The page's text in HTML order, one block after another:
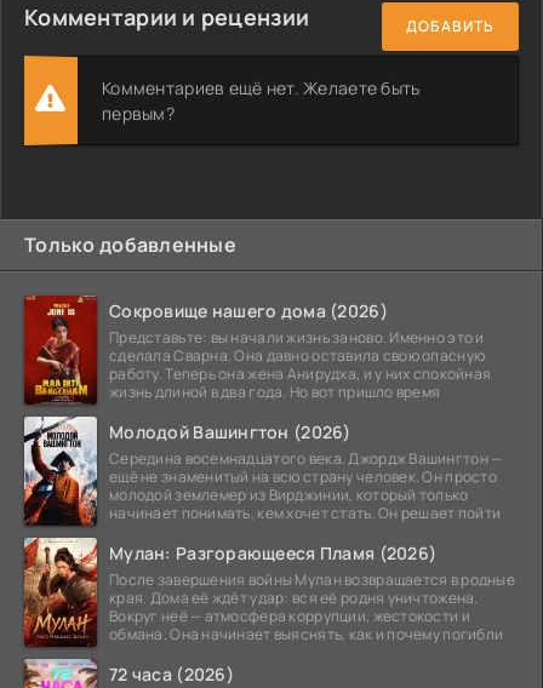
Комментарии и рецензии ДОБАВИТЬ
Комментариев ещё нет. Желаете быть
первым?
Только добавленные
Сокровище нашего дома (2026)
Представьте: вы начали жизнь заново. Именно это и
сделала Сварна. Она давно оставила свою опасную
работу. Теперь она жена Анирудха, и у них спокойная
жизнь длиной в два года. Но вот пришло время
Молодой Вашингтон (2026)
Середина восемнадцатого века. Джордж Вашингтон —
ещё не знаменитый на всю страну человек. Он просто
молодой землемер из Вирджинии, который только
начинает понимать, кем хочет стать. Он решает пойти
Мулан: Разгорающееся Пламя (2026)
После завершения войны Мулан возвращается в родные
края. Дома её ждёт удар: вся её родня уничтожена.
Вокруг неё — атмосфера коррупции, жестокости и
обмана. Она начинает выяснять, как и почему погибли
72 часа (2026)